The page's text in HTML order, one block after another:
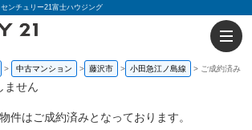
ンチュリー21富士ハウジング
中古マンション 藤沢市 小田急江ノ島線 ご成約済み
ません
件はご成約済みとなっております。